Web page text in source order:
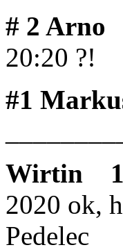
# 2 Arno
20:20 ?!
#1
Wirtin
2020 ok,
Pedelec